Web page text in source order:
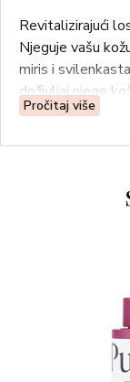
Revitalizirajući
Njeguje vašu
miris i
doživljaj njege
Pročitaj više